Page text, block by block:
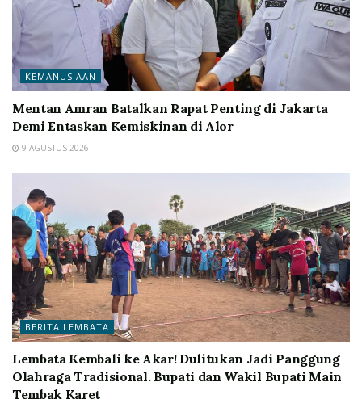
KEMANUSIAAN
Mentan Amran Batalkan Rapat Penting di Jakarta
Demi Entaskan Kemiskinan di Alor
9 AGUSTUS 2026
BERITA LEMBATA
Lembata Kembali ke Akar! Dulitukan Jadi Panggung
Olahraga Tradisional. Bupati dan Wakil Bupati Main
Tembak Karet